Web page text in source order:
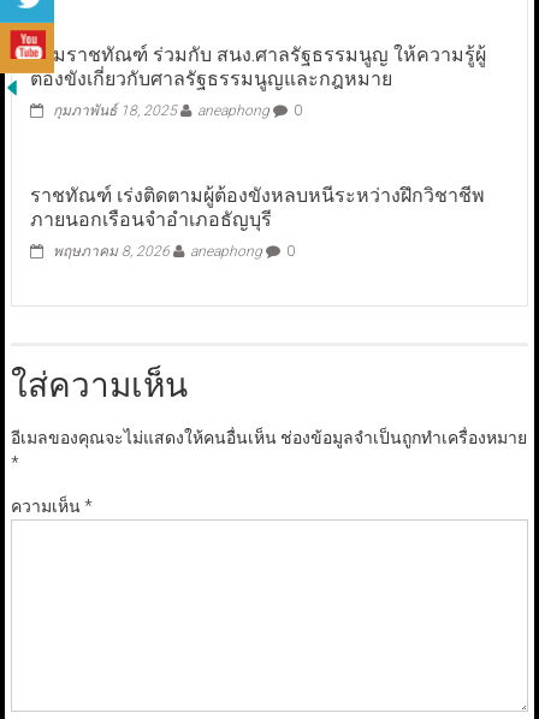
กรมราชทัณฑ์ ร่วมกับ สนง.ศาลรัฐธรรมนูญ ให้ความรู้ผู้
ต้องขังเกี่ยวกับศาลรัฐธรรมนูญและกฎหมาย
กุมภาพันธ์ 18, 2025 aneaphong 0
ราชทัณฑ์ เร่งติดตามผู้ต้องขังหลบหนีระหว่างฝึกวิชาชีพ
ภายนอกเรือนจำอำเภอธัญบุรี
พฤษภาคม 8, 2026 aneaphong 0
ใส่ความเห็น
อีเมลของคุณจะไม่แสดงให้คนอื่นเห็น ช่องข้อมูลจำเป็นถูกทำเครื่องหมาย
*
ความเห็น*